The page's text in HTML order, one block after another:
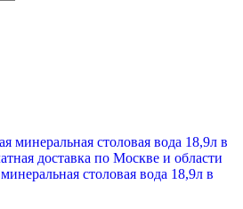
столовая вода 18,9л в